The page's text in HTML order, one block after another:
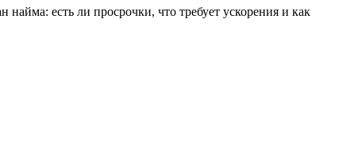
есть ли просрочки, что требует ускорения и как